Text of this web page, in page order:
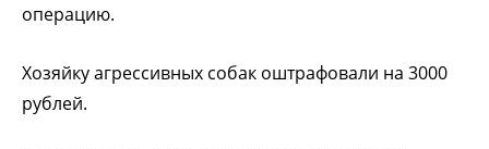
операцию.
Хозяйку агрессивных собак оштрафовали на 3000
рублей.